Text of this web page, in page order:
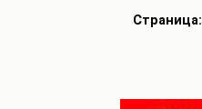
Страница: